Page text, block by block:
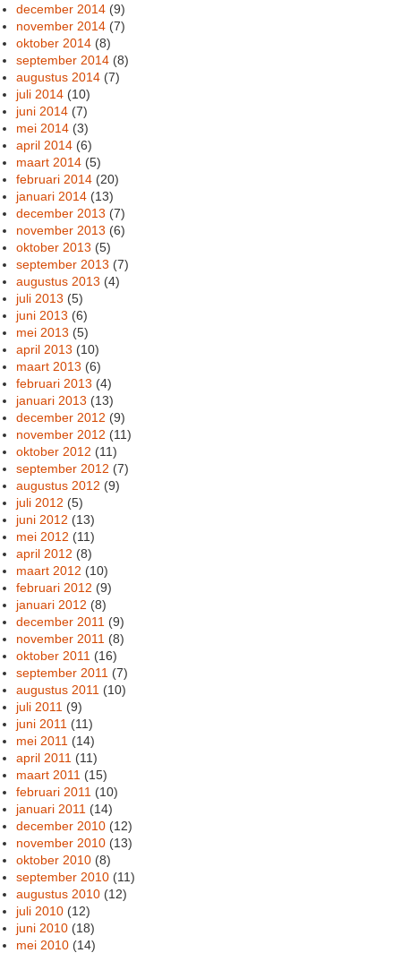
december 2014 (9)
november 2014 (7)
oktober 2014 (8)
september 2014 (8)
augustus 2014 (7)
juli 2014 (10)
juni 2014 (7)
mei 2014 (3)
april 2014 (6)
maart 2014 (5)
februari 2014 (20)
januari 2014 (13)
december 2013 (7)
november 2013 (6)
oktober 2013 (5)
september 2013 (7)
augustus 2013 (4)
juli 2013 (5)
juni 2013 (6)
mei 2013 (5)
april 2013 (10)
maart 2013 (6)
februari 2013 (4)
januari 2013 (13)
december 2012 (9)
november 2012 (11)
oktober 2012 (11)
september 2012 (7)
augustus 2012 (9)
juli 2012 (5)
juni 2012 (13)
mei 2012 (11)
april 2012 (8)
maart 2012 (10)
februari 2012 (9)
januari 2012 (8)
december 2011 (9)
november 2011 (8)
oktober 2011 (16)
september 2011 (7)
augustus 2011 (10)
juli 2011 (9)
juni 2011 (11)
mei 2011 (14)
april 2011 (11)
maart 2011 (15)
februari 2011 (10)
januari 2011 (14)
december 2010 (12)
november 2010 (13)
oktober 2010 (8)
september 2010 (11)
augustus 2010 (12)
juli 2010 (12)
juni 2010 (18)
mei 2010 (14)